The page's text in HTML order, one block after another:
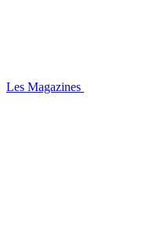
Les Magazines